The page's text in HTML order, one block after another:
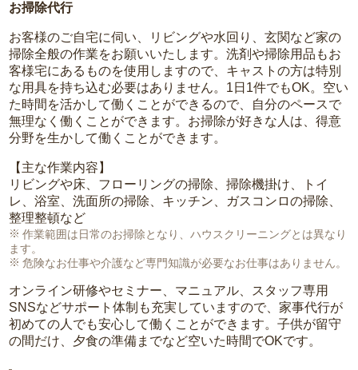
お掃除代行
お客様のご自宅に伺い、リビングや水回り、玄関など家の
掃除全般の作業をお願いいたします。洗剤や掃除用品もお
客様宅にあるものを使用しますので、キャストの方は特別
な用具を持ち込む必要はありません。1日1件でもOK。空い
た時間を活かして働くことができるので、自分のペースで
無理なく働くことができます。お掃除が好きな人は、得意
分野を生かして働くことができます。
【主な作業内容】
リビングや床、フローリングの掃除、掃除機掛け、トイ
レ、浴室、洗面所の掃除、キッチン、ガスコンロの掃除、
整理整頓など
作業範囲は日常のお掃除となり、ハウスクリーニングとは異なり
ます。
危険なお仕事や介護など専門知識が必要なお仕事はありません。
オンライン研修やセミナー、マニュアル、スタッフ専用
SNSなどサポート体制も充実していますので、家事代行が
初めての人でも安心して働くことができます。子供が留守
の間だけ、夕食の準備までなど空いた時間でOKです。